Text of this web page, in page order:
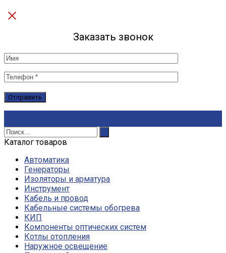
Заказать звонок
Каталог товаров
Автоматика
Генераторы
Изоляторы и арматура
Инструмент
Кабель и провод
Кабельные системы обогрева
КИП
Компоненты оптических систем
Котлы отопления
Наружное освещение